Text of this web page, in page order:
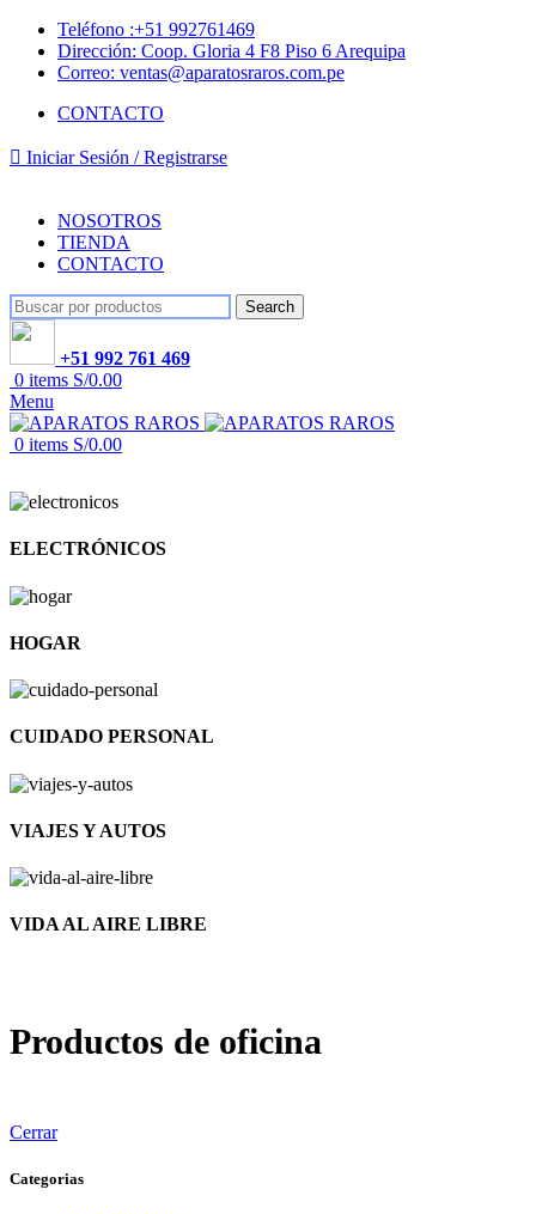
Teléfono :+51 992761469
Dirección: Coop. Gloria 4 F8 Piso 6 Arequipa
Correo: ventas@aparatosraros.com.pe
CONTACTO
Iniciar Sesión / Registrarse
NOSOTROS
TIENDA
CONTACTO
Search
+51 992 761 469
0 items S/0.00
Menu
0 items S/0.00
ELECTRÓNICOS
HOGAR
CUIDADO PERSONAL
VIAJES Y AUTOS
VIDA AL AIRE LIBRE
Productos de oficina
Cerrar
Categorias